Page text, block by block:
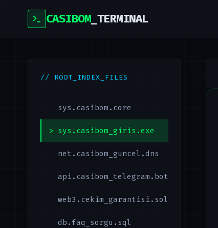
CASIBOM_TERMINAL
// ROOT_INDEX_FILES
sys.casibom.core
sys.casibom_giris.exe
net.casibom_guncel.dns
api.casibom_telegram.bot
web3.cekim_garantisi.sol
db.faq_sorgu.sql